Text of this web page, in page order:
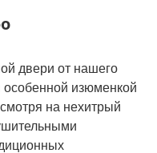
двери от нашего
особенной изюменкой
на нехитрый